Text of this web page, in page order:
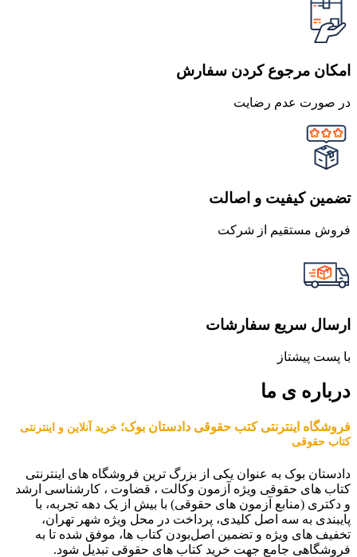
امکان مرجوع کردن سفارش
در صورت عدم رضایت
تضمین کیفیت و اصالت
فروش مستقیم از شرکت
ارسال سریع سفارشات
با پست پیشتاز
درباره ی ما
فروشگاه اینترنتی کتب حقوقی دادستان بوک؛ خرید آنلاین و اینترنتی
کتاب حقوقی
دادستان بوک به عنوان یکی از بزرگ ترین فروشگاه های اینترنتی
کتاب های حقوقی ویژه آزمون وکالت ، قضاوت ، کارشناسی ارشد
و دکتری (منابع آزمون های حقوقی) با بیش از یک دهه تجربه، با
پایبندی به سه اصل کلیدی، پرداخت در محل ویژه شهر تهران،
تخفیف های ویژه و تضمین اصل‌بودن کتاب ها، موفق شده تا به
فروشگاهی جامع جهت خرید کتاب های حقوقی تبدیل شود.